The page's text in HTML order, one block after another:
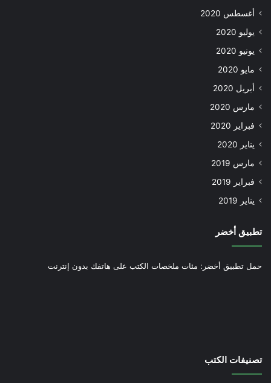
أغسطس 2020
يوليو 2020
يونيو 2020
مايو 2020
أبريل 2020
مارس 2020
فبراير 2020
يناير 2020
مارس 2019
فبراير 2019
يناير 2019
تطبيق أخضر
حمل تطبيق أخضر: مئات ملخصات الكتب على هاتفك بدون إنترنت
تصنيفات الكتب